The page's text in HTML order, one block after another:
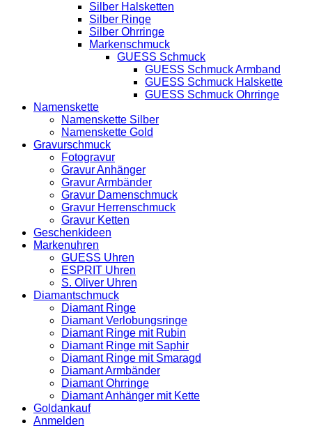
Silber Halsketten
Silber Ringe
Silber Ohrringe
Markenschmuck
GUESS Schmuck
GUESS Schmuck Armband
GUESS Schmuck Halskette
GUESS Schmuck Ohrringe
Namenskette
Namenskette Silber
Namenskette Gold
Gravurschmuck
Fotogravur
Gravur Anhänger
Gravur Armbänder
Gravur Damenschmuck
Gravur Herrenschmuck
Gravur Ketten
Geschenkideen
Markenuhren
GUESS Uhren
ESPRIT Uhren
S. Oliver Uhren
Diamantschmuck
Diamant Ringe
Diamant Verlobungsringe
Diamant Ringe mit Rubin
Diamant Ringe mit Saphir
Diamant Ringe mit Smaragd
Diamant Armbänder
Diamant Ohrringe
Diamant Anhänger mit Kette
Goldankauf
Anmelden